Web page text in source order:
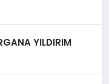
YILDIRIM